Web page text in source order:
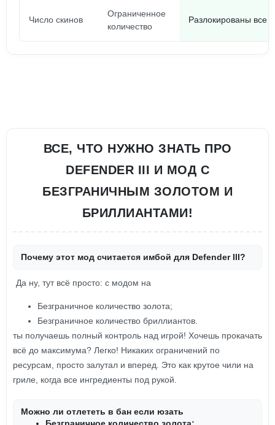
Число скинов
Ограниченное
количество
Разлокированы все
ВСЕ, ЧТО НУЖНО ЗНАТЬ ПРО
DEFENDER III И МОД С
БЕЗГРАНИЧНЫМ ЗОЛОТОМ И
БРИЛЛИАНТАМИ!
Почему этот мод считается имбой для Defender III?
Да ну, тут всё просто: с модом на
Безграничное количество золота;
Безграничное количество бриллиантов.
ты получаешь полный контроль над игрой! Хочешь прокачать
всё до максимума? Легко! Никаких ограничений по
ресурсам, просто залутал и вперед. Это как крутое чили на
гриле, когда все ингредиенты под рукой.
Можно ли отлететь в бан если юзать